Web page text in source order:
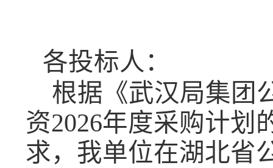
各投标人：
根据《武汉局集团
资2026年度采购计划
求，我单位在湖北省